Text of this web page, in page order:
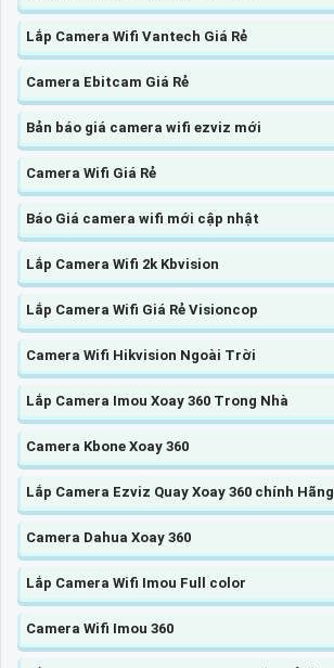
Lắp Camera Wifi Vantech Giá Rẻ
Camera Ebitcam Giá Rẻ
Bản báo giá camera wifi ezviz mới
Camera Wifi Giá Rẻ
Báo Giá camera wifi mới cập nhật
Lắp Camera Wifi 2k Kbvision
Lắp Camera Wifi Giá Rẻ Visioncop
Camera Wifi Hikvision Ngoài Trời
Lắp Camera Imou Xoay 360 Trong Nhà
Camera Kbone Xoay 360
Lắp Camera Ezviz Quay Xoay 360 chính Hãng
Camera Dahua Xoay 360
Lắp Camera Wifi Imou Full color
Camera Wifi Imou 360